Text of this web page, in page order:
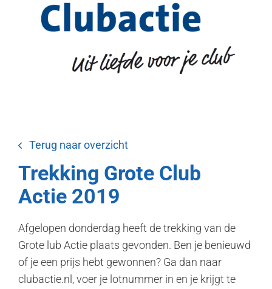
Terug naar overzicht
Trekking Grote Club
Actie 2019
Afgelopen donderdag heeft de trekking van de
Grote lub Actie plaats gevonden. Ben je benieuwd
of je een prijs hebt gewonnen? Ga dan naar
clubactie.nl, voer je lotnummer in en je krijgt te